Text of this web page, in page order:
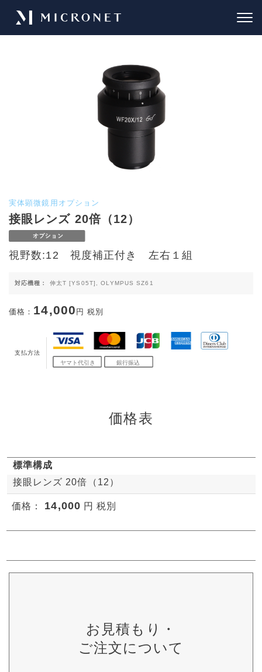
実体顕微鏡用オプション
接眼レンズ 20倍（12）
視野数:12 視度補正付き 左右１組
対応機種： 伸太T [YS05T], OLYMPUS SZ61
価格： 14,000 円 税別
支払方法
価格表
標準構成
接眼レンズ 20倍（12）
価格： 14,000 円 税別
お見積もり・
ご注文について